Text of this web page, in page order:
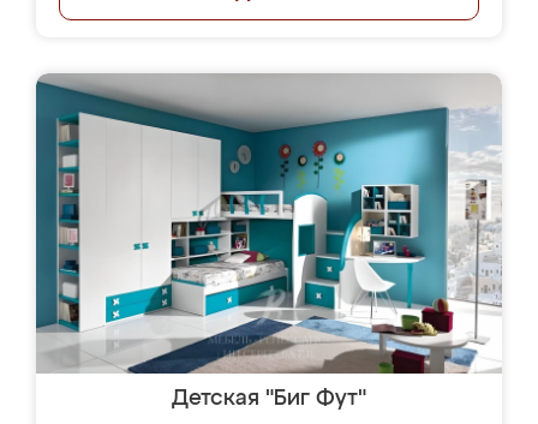
Детская "Биг Фут"